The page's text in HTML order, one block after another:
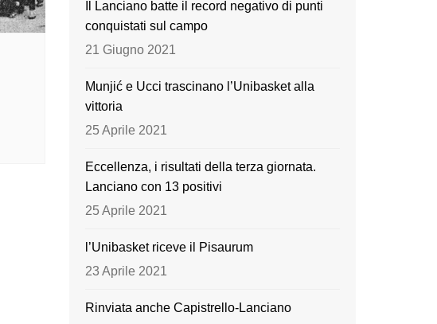
o
k
e
Il Lanciano batte il record negativo di punti
conquistati sul campo
21 Giugno 2021
Munjić e Ucci trascinano l’Unibasket alla
vittoria
25 Aprile 2021
Eccellenza, i risultati della terza giornata.
Lanciano con 13 positivi
25 Aprile 2021
l’Unibasket riceve il Pisaurum
23 Aprile 2021
Rinviata anche Capistrello-Lanciano